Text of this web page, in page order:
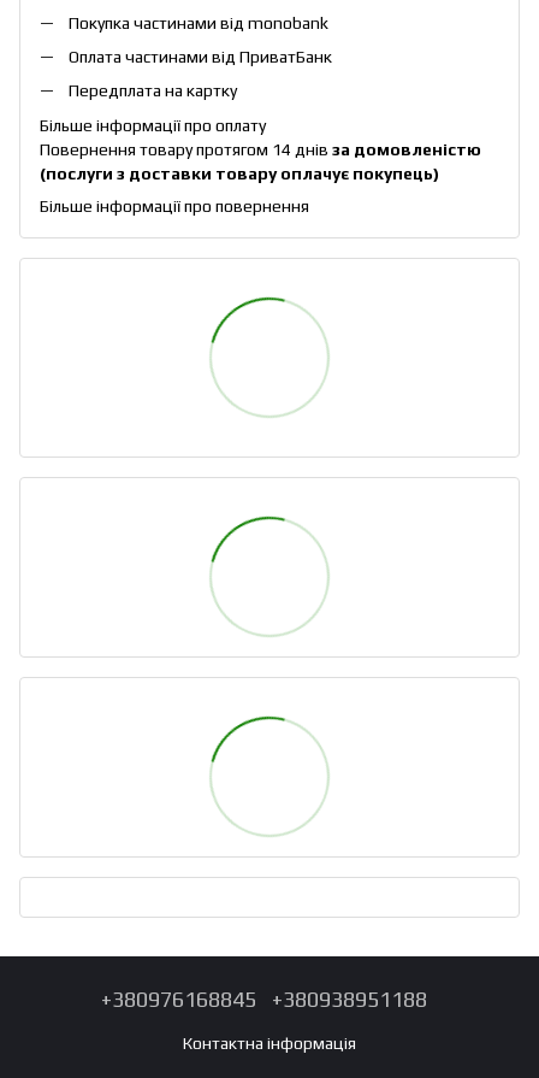
Покупка частинами від monobank
Оплата частинами від ПриватБанк
Передплата на картку
Більше інформації про оплату
Повернення товару протягом 14 днів за домовленістю
(послуги з доставки товару оплачує покупець)
Більше інформації про повернення
+380976168845 +380938951188
Контактна інформація